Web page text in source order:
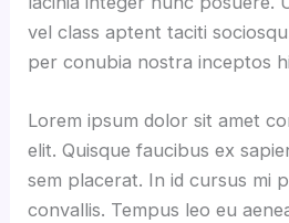
vel class aptent taciti
per conubia nostra inceptos
Lorem ipsum dolor sit amet
elit. Quisque faucibus ex
sem placerat. In id cursus mi
convallis. Tempus leo eu